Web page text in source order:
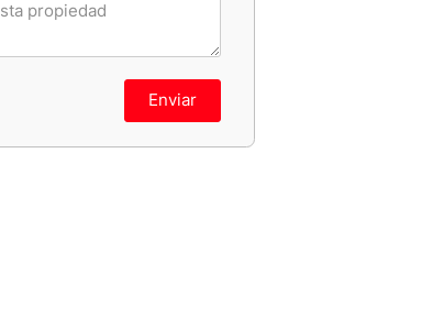
Enviar